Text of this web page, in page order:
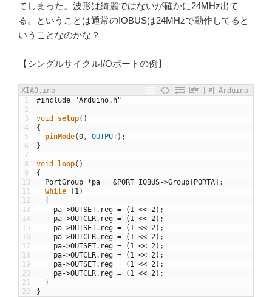
てしまった。波形は綺麗ではないが確かに24MHz出て
る。ということは通常のIOBUSは24MHzで動作してると
いうことなのかな？
【シングルサイクルI/Oポートの例】
XIAO.ino
Arduino
1
2
3
4
5
6
7
8
9
10
11
12
13
14
15
16
17
18
19
20
21
22
#include "Arduino.h"
void setup( )
{
pinMode(0, OUTPUT) ;
}
void loop( )
{
PortGroup *pa = &PORT_IOBUS->Group PORTA
;
while
( 1)
{
pa->OUTSET. reg = ( 1 << 2) ;
pa->OUTCLR. reg = ( 1 << 2) ;
pa->OUTSET. reg = ( 1 << 2) ;
pa->OUTCLR. reg = ( 1 << 2) ;
pa->OUTSET. reg = ( 1 << 2) ;
pa->OUTCLR. reg = ( 1 << 2) ;
pa->OUTSET. reg = ( 1 << 2) ;
pa->OUTCLR. reg = ( 1 << 2) ;
}
}